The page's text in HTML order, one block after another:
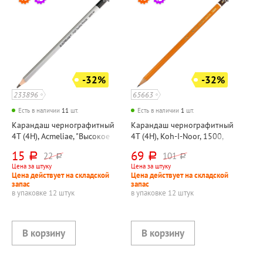
-32%
233896
Есть в наличии 11 шт.
Карандаш чернографитный
4Т (4H), Acmeliae, "Высокое
дерево, без ластика, корпус
серебристый,
шестигранный
15 руб. 22 руб.
Цена за штуку
Цена действует на складской
запас
в упаковке 12 штук
-32%
65663
Есть в наличии 1 шт.
Карандаш чернографитный
4Т (4H), Koh-I-Noor, 1500,
дерево, без ластика,
шестигранный
69 руб. 101 руб.
Цена за штуку
Цена действует на складской
запас
в упаковке 12 штук